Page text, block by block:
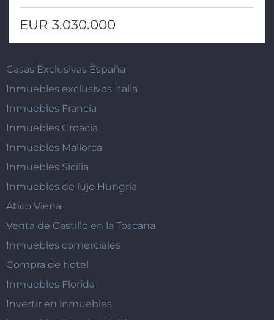
EUR 3.030.000
Casas Exclusivas España
Inmuebles exclusivos Italia
Inmuebles Francia
Inmuebles Croacia
Inmuebles Mallorca
Inmuebles Sicilia
Inmuebles de lujo Hungría
Ático Viena
Venta de Castillo en la Toscana
Inmuebles comerciales
Compra de hotel
Inmuebles Florida
Invertir en inmuebles